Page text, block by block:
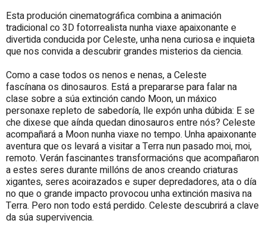
Esta produción cinematográfica combina a animación
tradicional co 3D fotorrealista nunha viaxe apaixonante e
divertida conducida por Celeste, unha nena curiosa e inquieta
que nos convida a descubrir grandes misterios da ciencia.
Como a case todos os nenos e nenas, a Celeste
fascínana os dinosauros. Está a prepararse para falar na
clase sobre a súa extinción cando Moon, un máxico
personaxe repleto de sabedoría, lle expón unha dúbida: E se
che dixese que aínda quedan dinosauros entre nós? Celeste
acompañará a Moon nunha viaxe no tempo. Unha apaixonante
aventura que os levará a visitar a Terra nun pasado moi, moi,
remoto. Verán fascinantes transformacións que acompañaron
a estes seres durante millóns de anos creando criaturas
xigantes, seres acoirazados e super depredadores, ata o día
no que o grande impacto provocou unha extinción masiva na
Terra. Pero non todo está perdido. Celeste descubrirá a clave
da súa supervivencia.